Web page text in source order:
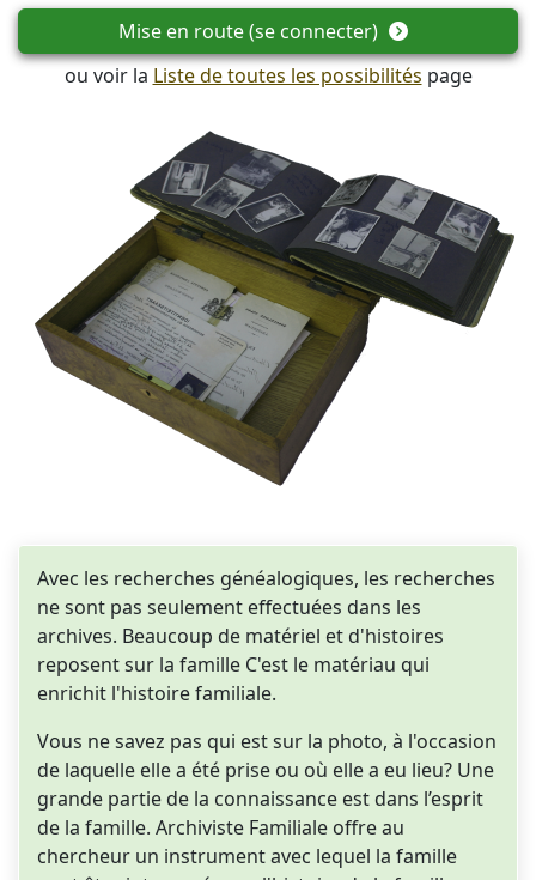
Mise en route (se connecter)
ou voir la Liste de toutes les possibilités page
Avec les recherches généalogiques, les recherches
ne sont pas seulement effectuées dans les
archives. Beaucoup de matériel et d'histoires
reposent sur la famille C'est le matériau qui
enrichit l'histoire familiale.
Vous ne savez pas qui est sur la photo, à l'occasion
de laquelle elle a été prise ou où elle a eu lieu? Une
grande partie de la connaissance est dans l’esprit
de la famille. Archiviste Familiale offre au
chercheur un instrument avec lequel la famille